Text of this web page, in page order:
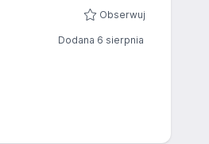
Obserwuj
Dodana 6 sierpnia